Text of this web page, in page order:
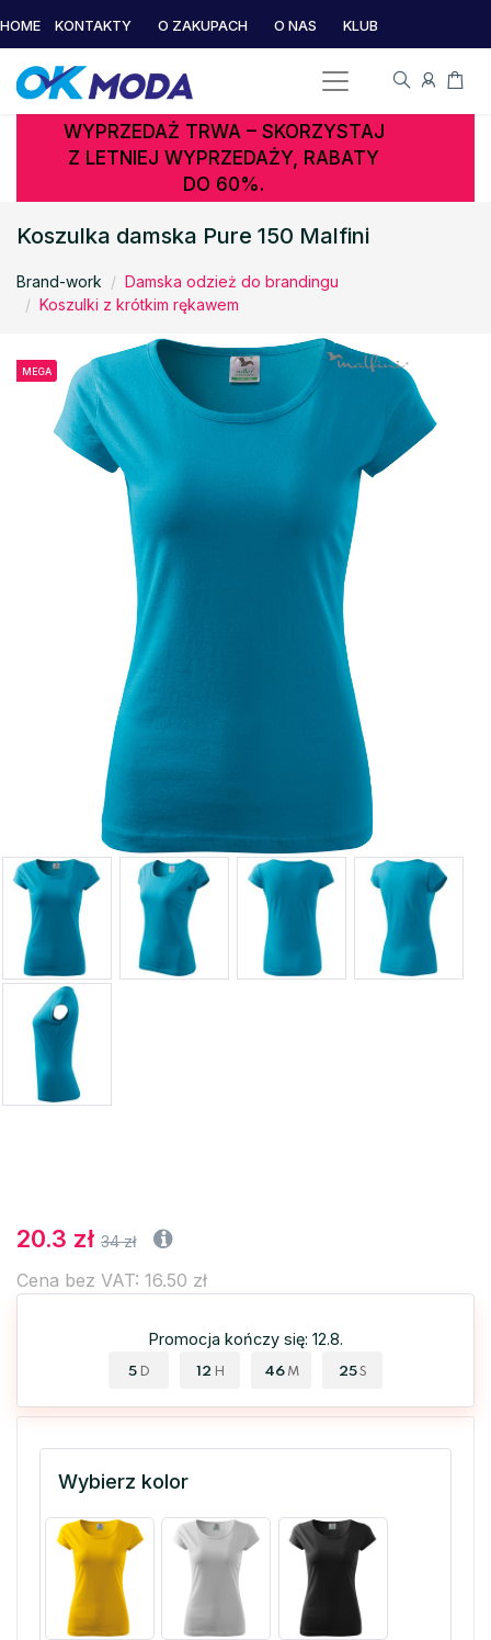
HOME KONTAKTY O ZAKUPACH O NAS KLUB
WYPRZEDAŻ TRWA – SKORZYSTAJ
Z LETNIEJ WYPRZEDAŻY, RABATY
DO 60%.
Koszulka damska Pure 150 Malfini
Brand-work
Damska odzież do brandingu
Koszulki z krótkim rękawem
MEGA
20.3 zł 34 zł
Cena bez VAT: 16.50 zł
Promocja kończy się: 12.8.
5 D 12 H 46 M 25 S
Wybierz kolor